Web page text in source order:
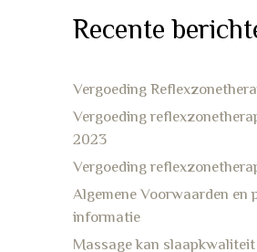
Recente
Vergoeding
Vergoeding
2023
Vergoeding
Algemene Voorwaarden en
informatie
Massage kan